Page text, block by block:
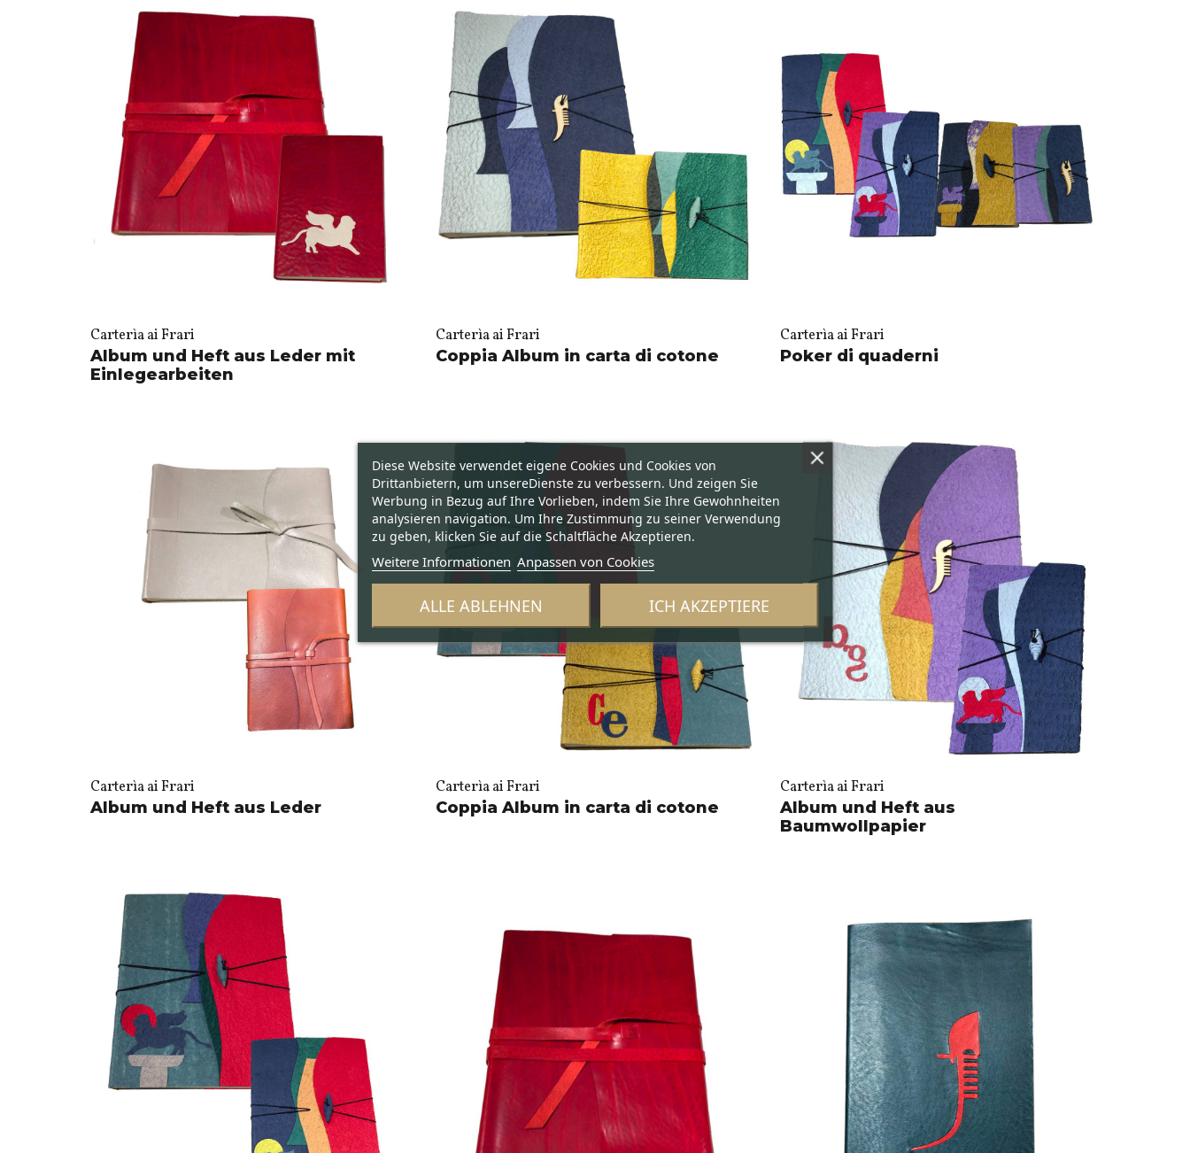
Carterìa ai Frari
Album und Heft aus Leder mit
Einlegearbeiten
Carterìa ai Frari
Coppia Album in carta di cotone
Carterìa ai Frari
Poker di quaderni
Carterìa ai Frari
Album und Heft aus Leder
Carterìa ai Frari
Coppia Album in carta di cotone
Carterìa ai Frari
Album und Heft aus
Baumwollpapier
Diese Website verwendet eigene Cookies und Cookies von
Drittanbietern, um unsereDienste zu verbessern. Und zeigen Sie
Werbung in Bezug auf Ihre Vorlieben, indem Sie Ihre Gewohnheiten
analysieren navigation. Um Ihre Zustimmung zu seiner Verwendung
zu geben, klicken Sie auf die Schaltfläche Akzeptieren.
Weitere Informationen Anpassen von Cookies
ALLE ABLEHNEN ICH AKZEPTIERE